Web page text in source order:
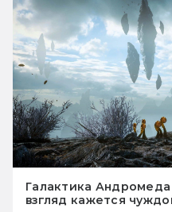
Галактика
взгляд кажется